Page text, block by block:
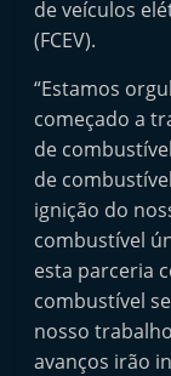
de veículos
(FCEV).
“Estamos
começado a
de
de
ignição do
combustível
esta parceria
combustível
nosso
avanços irão